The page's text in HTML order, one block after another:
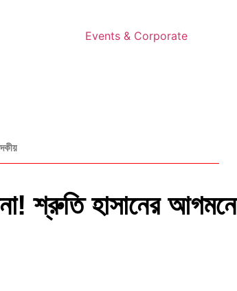
Events & Corporate
শ্রুতি হাসানের আগমনে